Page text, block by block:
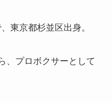
東京都杉並区出身。
、プロボクサーとして